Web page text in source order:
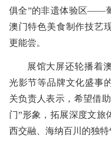
俱全”的非遗体验区——
澳门特色美食制作技艺
更能尝。
展馆大屏还轮播着
光影节等品牌文化盛事
关负责人表示，希望借
门”形象，拓展深度文旅
西交融、海纳百川的独特